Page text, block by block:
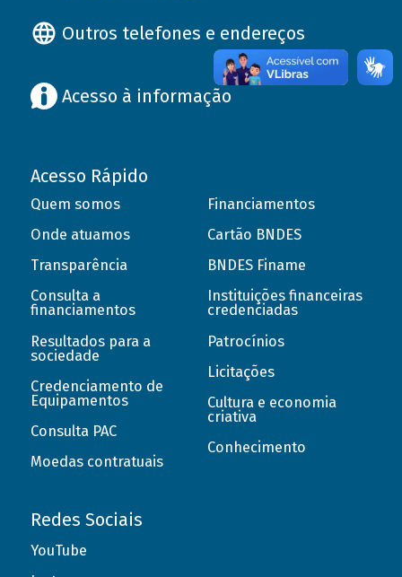
Outros telefones e endereços
Acesso à informação
Acesso Rápido
Quem somos
Onde atuamos
Transparência
Consulta a
financiamentos
Resultados para a
sociedade
Credenciamento de
Equipamentos
Consulta PAC
Moedas contratuais
Financiamentos
Cartão BNDES
BNDES Finame
Instituições financeiras
credenciadas
Patrocínios
Licitações
Cultura e economia
criativa
Conhecimento
Redes Sociais
YouTube